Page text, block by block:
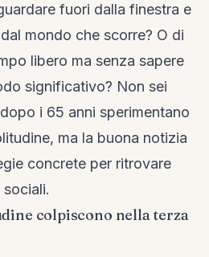
fuori dalla finestra e
mondo che scorre? O di
libero ma senza sapere
significativo? Non sei
i 65 anni sperimentano
ma la buona notizia
concrete per ritrovare
colpiscono nella terza